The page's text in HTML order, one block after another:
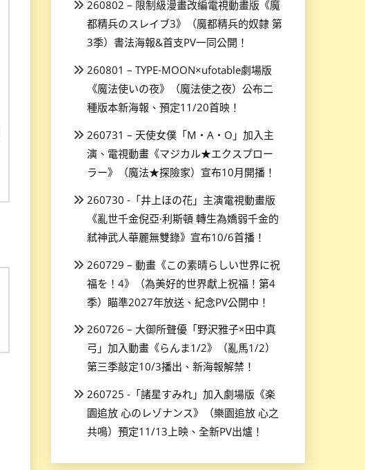
260802 – 限制級漫畫改編電視動畫版《魔
都精兵のスレイブ3》（魔都精兵的奴隸 第
3季）書法海報&首支PV一同公開！
260801 – TYPE-MOON×ufotable劇場版
《魔法使いの夜》（魔法使之夜）公布二
種版本新海報、預定11/20首映！
260731 – 天使女僕「M・A・O」加入主
演、電視動畫《マジカル★エクスプロー
ラー》（魔法★探險家）宣布10月開播！
260730 -「井上ほの花」主演電視動畫版
《亂世千金倪亞·利斯頓 轉生為嬌弱千金的
弒神武人華麗無雙錄》宣布10/6首播！
260729 – 動畫《この素晴らしい世界に祝
福を！4》（為美好的世界獻上祝福！第4
季）瞄準2027年放送、紀念PV公開中！
260726 – 大御所聲優「野沢雅子×田中真
弓」加入動畫《らんま1/2》（亂馬1/2）
第三季敲定10/3播出、新海報解禁！
260725 -「諸星すみれ」加入劇場版《楽
園追放 心のレゾナンス》（樂園追放 心之
共鳴）預定11/13上映、全新PV出爐！